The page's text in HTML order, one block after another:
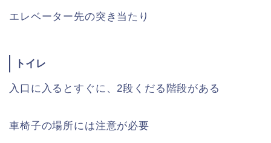
エレベーター先の突き当たり
トイレ
入口に入るとすぐに、2段くだる階段がある
車椅子の場所には注意が必要